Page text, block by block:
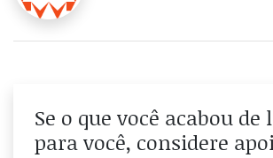
Se o que você acabou
para você, considere